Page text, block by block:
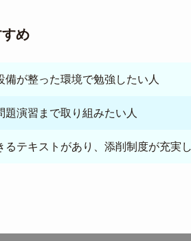
め
備が整った環境で勉強したい人
題演習まで取り組みたい人
るテキストがあり、添削制度が充実